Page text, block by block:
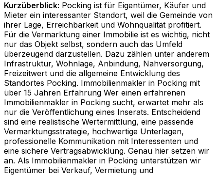
Kurzüberblick: Pocking ist für Eigentümer, Käufer und
Mieter ein interessanter Standort, weil die Gemeinde von
ihrer Lage, Erreichbarkeit und Wohnqualität profitiert.
Für die Vermarktung einer Immobilie ist es wichtig, nicht
nur das Objekt selbst, sondern auch das Umfeld
überzeugend darzustellen. Dazu zählen unter anderem
Infrastruktur, Wohnlage, Anbindung, Nahversorgung,
Freizeitwert und die allgemeine Entwicklung des
Standortes Pocking. Immobilienmakler in Pocking mit
über 15 Jahren Erfahrung Wer einen erfahrenen
Immobilienmakler in Pocking sucht, erwartet mehr als
nur die Veröffentlichung eines Inserats. Entscheidend
sind eine realistische Wertermittlung, eine passende
Vermarktungsstrategie, hochwertige Unterlagen,
professionelle Kommunikation mit Interessenten und
eine sichere Vertragsabwicklung. Genau hier setzen wir
an. Als Immobilienmakler in Pocking unterstützen wir
Eigentümer bei Verkauf, Vermietung und